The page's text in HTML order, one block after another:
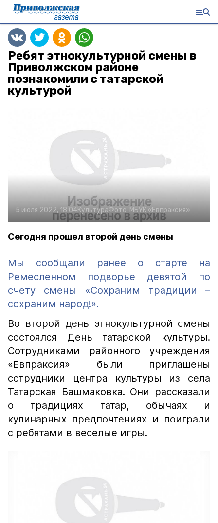
Ребят этнокультурной смены в
Приволжском районе
познакомили с татарской
культурой
5 июля 2022, 18:04КультураФото: МБУК «Евпраксия»
Сегодня прошел второй день смены
Мы сообщали ранее о старте на
Ремесленном подворье девятой по
счету смены «Сохраним традиции –
сохраним народ!».
Во второй день этнокультурной смены
состоялся День татарской культуры.
Сотрудниками районного учреждения
«Евпраксия» были приглашены
сотрудники центра культуры из села
Татарская Башмаковка. Они рассказали
о традициях татар, обычаях и
кулинарных предпочтениях и поиграли
с ребятами в веселые игры.